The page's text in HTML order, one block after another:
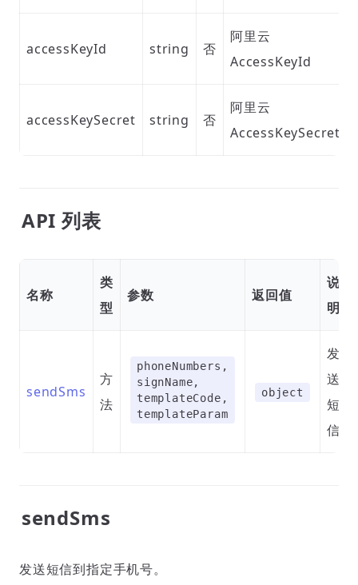
accessKeyId string 否
阿里云
AccessKeyId
accessKeySecret string 否
阿里云
AccessKeySecret
API 列表
名称
类
型
参数 返回值
说
明
sendSms
方
法
phoneNumbers,
signName,
templateCode,
templateParam
object
发
送
短
信
sendSms
发送短信到指定手机号。